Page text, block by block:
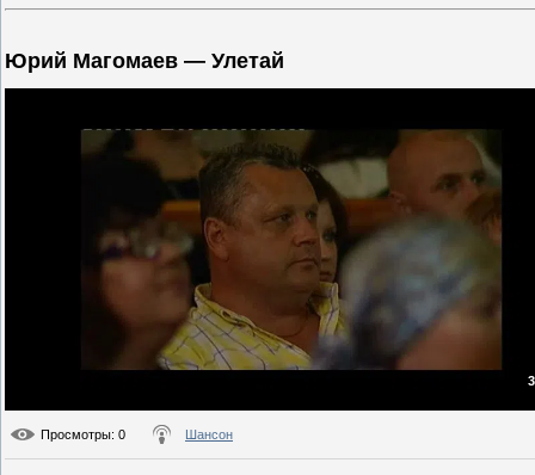
Юрий Магомаев — Улетай
Просмотры: 0 Шансон